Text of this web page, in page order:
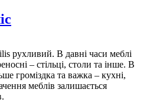
рухливий. В давні часи меблі
– стільці, столи та інше. В
громіздка та важка – кухні,
меблів залишається